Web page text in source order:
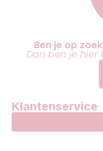
Ben je op
Dan ben je hier
Klantenservice